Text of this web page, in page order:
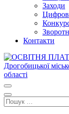
Заходи
Контакти
Дрогобицької
Пошук: